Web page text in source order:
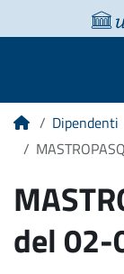
HomeDipendenti
del